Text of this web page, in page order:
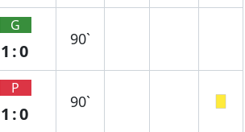
G
1:0
90`
P
1:0
90`